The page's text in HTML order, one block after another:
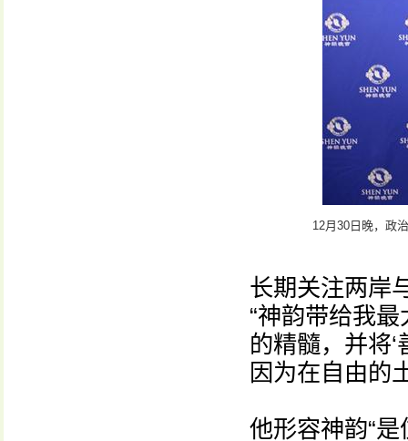
12月30日晚，政
长期关注两岸
“神韵带给我
的精髓，并将
因为在自由的
他形容神韵“